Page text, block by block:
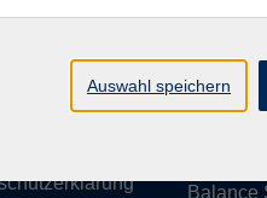
Tel.
Fax
Balance
Auswahl speichern